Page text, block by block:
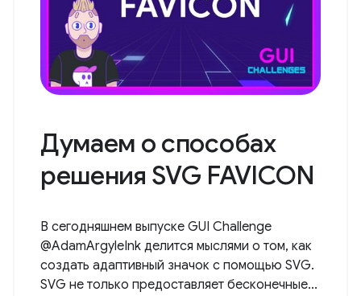
Думаем о способах
решения SVG FAVICON
В сегодняшнем выпуске GUI Challenge
@AdamArgyleInk делится мыслями о том, как
создать адаптивный значок с помощью SVG.
SVG не только предоставляет бесконечные...